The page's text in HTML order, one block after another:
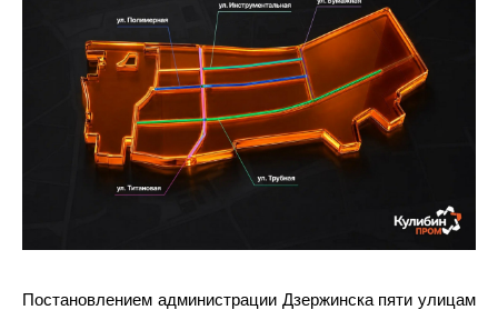
Постановлением администрации Дзержинска пяти улицам